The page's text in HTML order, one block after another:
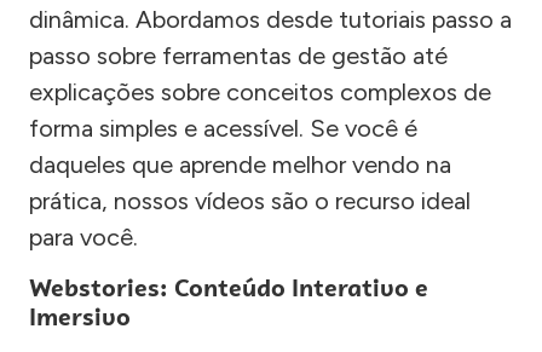
dinâmica. Abordamos desde tutoriais passo a
passo sobre ferramentas de gestão até
explicações sobre conceitos complexos de
forma simples e acessível. Se você é
daqueles que aprende melhor vendo na
prática, nossos vídeos são o recurso ideal
para você.
Webstories: Conteúdo Interativo e
Imersivo